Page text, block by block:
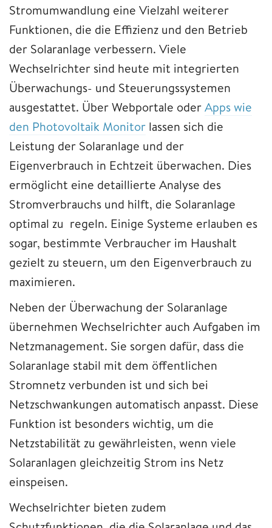
Stromumwandlung eine Vielzahl weiterer
Funktionen, die die Effizienz und den Betrieb
der Solaranlage verbessern. Viele
Wechselrichter sind heute mit integrierten
Überwachungs- und Steuerungssystemen
ausgestattet. Über Webportale oderApps wie
den Photovoltaik Monitor lassen sich die
Leistung der Solaranlage und der
Eigenverbrauch in Echtzeit überwachen. Dies
ermöglicht eine detaillierte Analyse des
Stromverbrauchs und hilft, die Solaranlage
optimal zu regeln. Einige Systeme erlauben es
sogar, bestimmte Verbraucher im Haushalt
gezielt zu steuern, um den Eigenverbrauch zu
maximieren.
Neben der Überwachung der Solaranlage
übernehmen Wechselrichter auch Aufgaben im
Netzmanagement. Sie sorgen dafür, dass die
Solaranlage stabil mit dem öffentlichen
Stromnetz verbunden ist und sich bei
Netzschwankungen automatisch anpasst. Diese
Funktion ist besonders wichtig, um die
Netzstabilität zu gewährleisten, wenn viele
Solaranlagen gleichzeitig Strom ins Netz
einspeisen.
Wechselrichter bieten zudem